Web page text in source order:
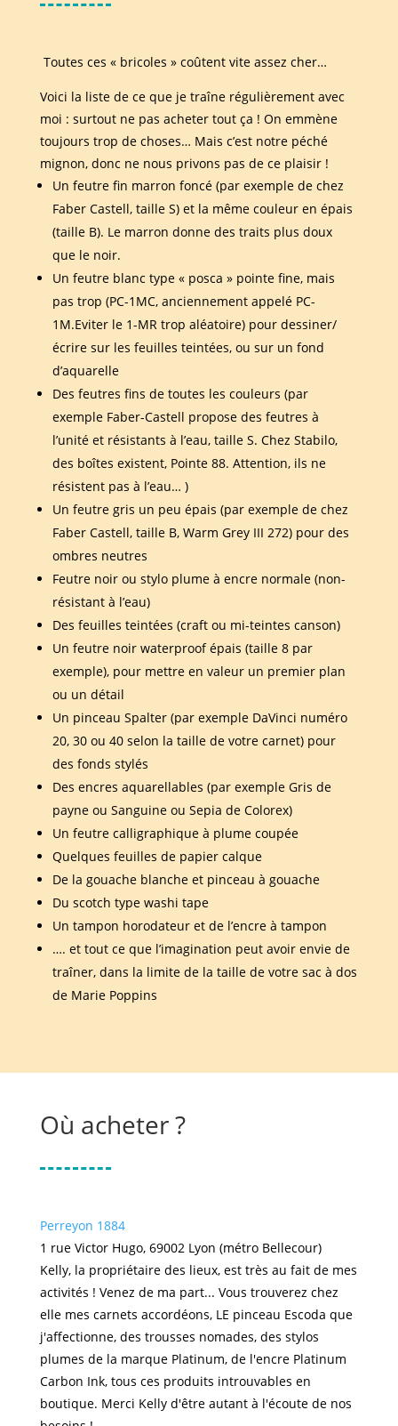
Toutes ces « bricoles » coûtent vite assez cher…
Voici la liste de ce que je traîne régulièrement avec
moi : surtout ne pas acheter tout ça ! On emmène
toujours trop de choses… Mais c’est notre péché
mignon, donc ne nous privons pas de ce plaisir !
Un feutre fin marron foncé (par exemple de chez
Faber Castell, taille S) et la même couleur en épais
(taille B). Le marron donne des traits plus doux
que le noir.
Un feutre blanc type « posca » pointe fine, mais
pas trop (PC-1MC, anciennement appelé PC-
1M.Eviter le 1-MR trop aléatoire) pour dessiner/
écrire sur les feuilles teintées, ou sur un fond
d’aquarelle
Des feutres fins de toutes les couleurs (par
exemple Faber-Castell propose des feutres à
l’unité et résistants à l’eau, taille S. Chez Stabilo,
des boîtes existent, Pointe 88. Attention, ils ne
résistent pas à l’eau… )
Un feutre gris un peu épais (par exemple de chez
Faber Castell, taille B, Warm Grey III 272) pour des
ombres neutres
Feutre noir ou stylo plume à encre normale (non-
résistant à l’eau)
Des feuilles teintées (craft ou mi-teintes canson)
Un feutre noir waterproof épais (taille 8 par
exemple), pour mettre en valeur un premier plan
ou un détail
Un pinceau Spalter (par exemple DaVinci numéro
20, 30 ou 40 selon la taille de votre carnet) pour
des fonds stylés
Des encres aquarellables (par exemple Gris de
payne ou Sanguine ou Sepia de Colorex)
Un feutre calligraphique à plume coupée
Quelques feuilles de papier calque
De la gouache blanche et pinceau à gouache
Du scotch type washi tape
Un tampon horodateur et de l’encre à tampon
…. et tout ce que l’imagination peut avoir envie de
traîner, dans la limite de la taille de votre sac à dos
de Marie Poppins
Où acheter ?
Perreyon 1884
1 rue Victor Hugo, 69002 Lyon (métro Bellecour)
Kelly, la propriétaire des lieux, est très au fait de mes
activités ! Venez de ma part... Vous trouverez chez
elle mes carnets accordéons, LE pinceau Escoda que
j'affectionne, des trousses nomades, des stylos
plumes de la marque Platinum, de l'encre Platinum
Carbon Ink, tous ces produits introuvables en
boutique. Merci Kelly d'être autant à l'écoute de nos